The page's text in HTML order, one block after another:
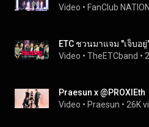
Video • FanClub NATION
ETC ชวนมาแจม "เจ็บอยู่
Video • TheETCband •
Video • Praesun • 26K